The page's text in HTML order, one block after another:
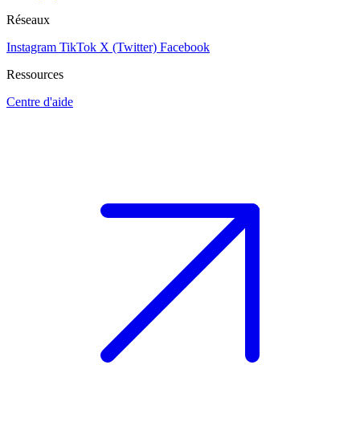
Réseaux
Instagram TikTok X (Twitter) Facebook
Ressources
Centre d'aide